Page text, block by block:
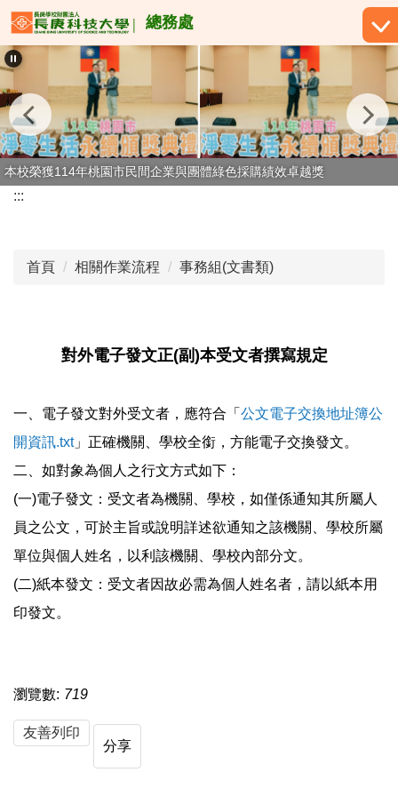
跳
到
主
內
容
區
總務處
本校榮獲114年桃園市民間企業與團體綠色採購績效卓越獎
:::
首頁 相關作業流程 事務組(文書類)
對外電子發文正(副)本受文者撰寫規定
一、電子發文對外受文者，應符合「 公文電子交換地址簿公
開資訊.txt」正確機關、學校全銜，方能電子交換發文。
二、如對象為個人之行文方式如下：
(一)電子發文：受文者為機關、學校，如僅係通知其所屬人
員之公文，可於主旨或說明詳述欲通知之該機關、學校所屬
單位與個人姓名，以利該機關、學校內部分文。
(二)紙本發文：受文者因故必需為個人姓名者，請以紙本用
印發文。
瀏覽數: 719
友善列印
分享